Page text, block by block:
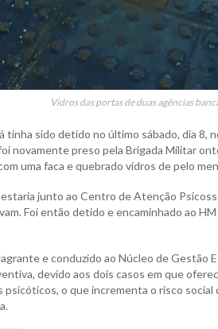
Vidros das portas de duas agências
tinha sido detido no último sábado, dia
novamente preso pela Brigada Militar
uma faca e quebrado vidros de pelo
junto ao Centro de Atenção
Foi então detido e encaminhado ao
e conduzido ao Núcleo de Gestão
devido aos dois casos em que
o que incrementa o risco